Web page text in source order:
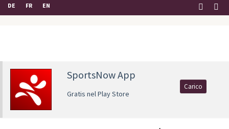
DE FR EN
SportsNow App
Gratis nel Play Store
Carico